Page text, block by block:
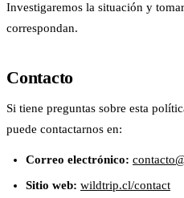
Investigaremos la situación y
correspondan.
Contacto
Si tiene preguntas sobre esta
puede contactarnos en:
Correo electrónico:
Sitio web: wildtrip.cl/contact